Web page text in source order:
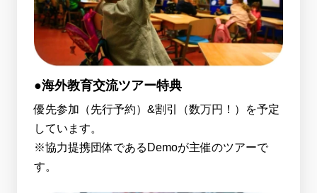
●海外教育交流ツアー特典
優先参加（先行予約）&割引（数万円！）を予定
しています。
※協力提携団体であるDemoが主催のツアーで
す。